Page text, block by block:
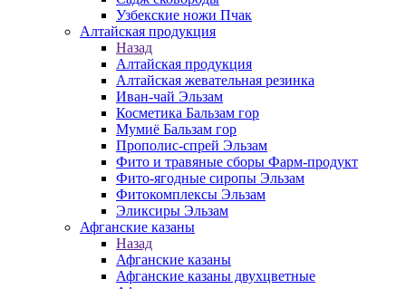
Узбекские ножи Пчак
Алтайская продукция
Назад
Алтайская продукция
Алтайская жевательная резинка
Иван-чай Эльзам
Косметика Бальзам гор
Мумиё Бальзам гор
Прополис-спрей Эльзам
Фито и травяные сборы Фарм-продукт
Фито-ягодные сиропы Эльзам
Фитокомплексы Эльзам
Эликсиры Эльзам
Афганские казаны
Назад
Афганские казаны
Афганские казаны двухцветные